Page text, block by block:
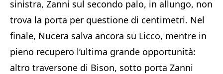
sinistra, Zanni sul secondo palo, in allungo, non
trova la porta per questione di centimetri. Nel
finale, Nucera salva ancora su Licco, mentre in
pieno recupero l’ultima grande opportunità:
altro traversone di Bison, sotto porta Zanni